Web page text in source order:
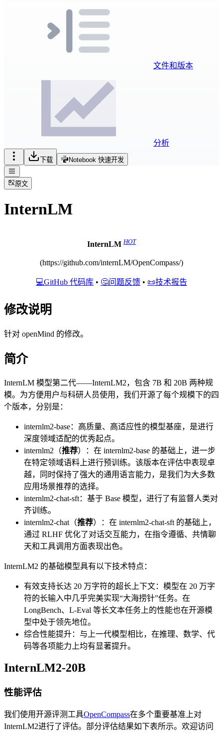
文件和版本
分析
下载 Notebook 快速开发
原文
InternLM
InternLM HOT
(https://github.com/internLM/OpenCompass/)
💻GitHub 代码库 • 🤔问题反馈 • 📜技术报告
修改说明
针对 openMind 的修改。
简介
InternLM 模型第二代——InternLM2，包含 7B 和 20B 两种规
模。为方便用户与科研人员使用，我们开源了每个规模下的四
个版本，分别是：
internlm2-base：高质量、高适应性的模型基座，是进行
深度领域适配的优秀起点。
internlm2（推荐）：在 internlm2-base 的基础上，进一步
在特定领域语料上进行预训练。该版本在评估中表现卓
越，同时保持了强大的通用语言能力，是我们为大多数
应用场景推荐的选择。
internlm2-chat-sft：基于 Base 模型，进行了有监督人类对
齐训练。
internlm2-chat（推荐）：在 internlm2-chat-sft 的基础上，
通过 RLHF 优化了对话交互能力，在指令遵循、共情聊
天和工具调用方面表现出色。
InternLM2 的基础模型具有以下技术特点：
有效支持长达 20 万字符的超长上下文：模型在 20 万字
符的长输入中几乎完美实现“大海捞针”任务。在
LongBench、L-Eval 等长文本任务上的性能也在开源模
型中处于领先地位。
综合性能提升：与上一代模型相比，在推理、数学、代
码等各项能力上均有显著提升。
InternLM2-20B
性能评估
我们使用开源评测工具OpenCompass在多个重要基准上对
InternLM2进行了评估。部分评估结果如下表所示。欢迎访问